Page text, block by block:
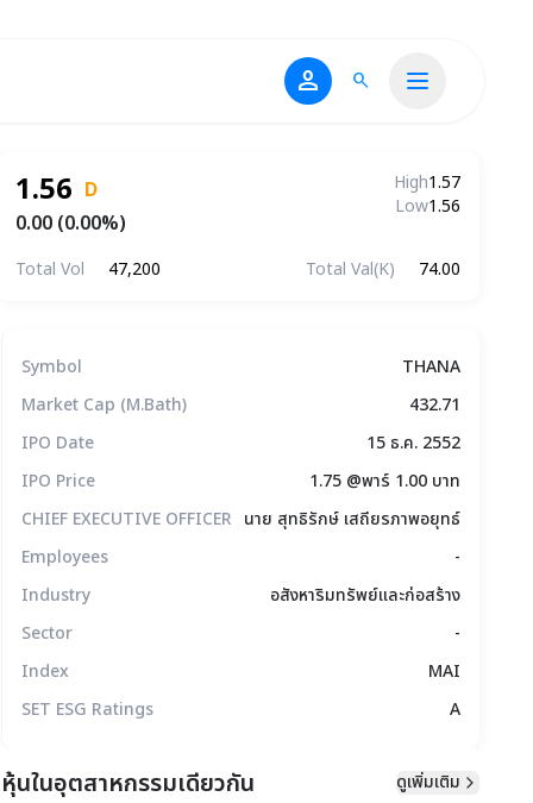
person search
1.56 D
0.00 (0.00%)
High1.57
Low1.56
Total Vol 47,200 Total Val(K) 74.00
Symbol
THANA
Market Cap (M.Bath)
432.71
IPO Date
15 ธ.ค. 2552
IPO Price
1.75 @พาร์ 1.00 บาท
CHIEF EXECUTIVE OFFICER นาย สุทธิรักษ์ เสถียรภาพอยุทธ์
Employees
-
Industry
อสังหาริมทรัพย์และก่อสร้าง
Sector
-
Index
MAI
SET ESG Ratings
A
หุ้นในอุตสาหกรรมเดียวกัน
ดูเพิ่มเติม